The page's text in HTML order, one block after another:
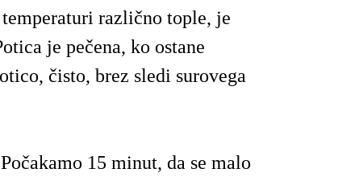
različno tople, je
je pečena, ko ostane
čisto, brez sledi surovega
15 minut, da se malo